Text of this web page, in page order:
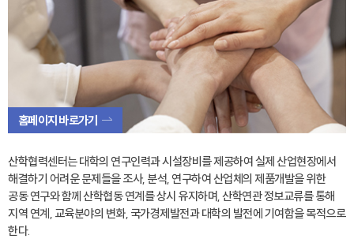
홈페이지 바로가기
산학협력센터는 대학의 연구인력과 시설장비를 제공하여 실제 산업현장에서
해결하기 어려운 문제들을 조사, 분석, 연구하여 산업체의 제품개발을 위한
공동 연구와 함께 산학협동 연계를 상시 유지하며, 산학연관 정보교류를 통해
지역 연계, 교육분야의 변화, 국가경제발전과 대학의 발전에 기여함을 목적으로
한다.